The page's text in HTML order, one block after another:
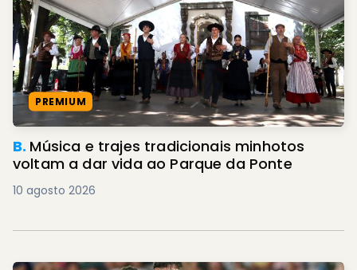
PREMIUM
B. Música e trajes tradicionais minhotos
voltam a dar vida ao Parque da Ponte
10 agosto 2026